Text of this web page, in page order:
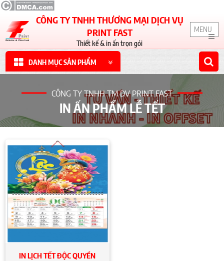
CÔNG TY TNHH THƯƠNG MẠI DỊCH VỤ
PRINT FAST
Thiết kế & in ấn trọn gói
MENU
DANH MỤC SẢN PHẨM
CÔNG TY TNHH TM DV PRINT FAST
IN ẤN PHẨM LỄ TẾT
IN LỊCH TẾT ĐỘC QUYỀN